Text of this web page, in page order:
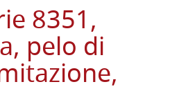
8351,
pelo di